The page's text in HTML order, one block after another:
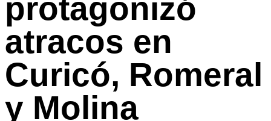
protagonizó
atracos en
Curicó, Romeral
y Molina